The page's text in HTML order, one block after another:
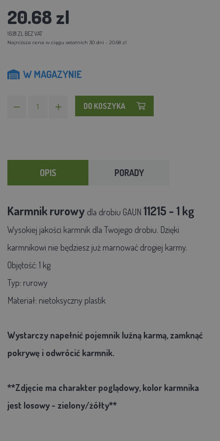
20.68 zl
16.81 ZL BEZ VAT
Najniższa cena w ciągu ostatnich 30 dni - 20.68 zl
W MAGAZYNIE
DO KOSZYKA
OPIS PORADY
Karmnikrurowy dla drobiu GAUN 11215 - 1 kg
Wysokiej jakości karmnik dla Twojego drobiu. Dzięki
karmnikowi nie będziesz już marnować drogiej karmy.
Objętość: 1 kg
Typ: rurowy
Materiał: nietoksyczny plastik
Wystarczy napełnić pojemnik luźną karmą, zamknąć
pokrywę i odwrócić karmnik.
**Zdjęcie ma charakter poglądowy, kolor karmnika
jest losowy - zielony/żółty**